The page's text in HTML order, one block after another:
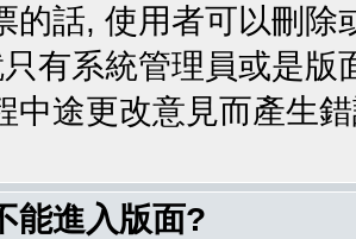
的話, 使用者可以刪
有系統管理員或是
中途更改意見而產生
能進入版面?